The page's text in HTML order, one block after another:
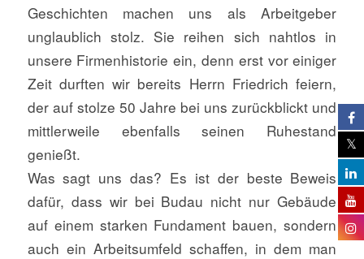
Geschichten machen uns als Arbeitgeber
unglaublich stolz. Sie reihen sich nahtlos in
unsere Firmenhistorie ein, denn erst vor einiger
Zeit durften wir bereits Herrn Friedrich feiern,
der auf stolze 50 Jahre bei uns zurückblickt und
mittlerweile ebenfalls seinen Ruhestand
genießt.
Was sagt uns das? Es ist der beste Beweis
dafür, dass wir bei Budau nicht nur Gebäude
auf einem starken Fundament bauen, sondern
auch ein Arbeitsumfeld schaffen, in dem man